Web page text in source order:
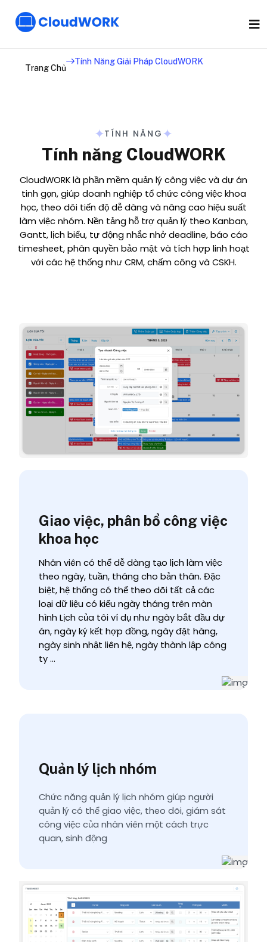
Trang Chủ
Tính Năng Giải Pháp CloudWORK
TÍNH NĂNG
Tính năng CloudWORK
CloudWORK là phần mềm quản lý công việc và dự án
tinh gọn, giúp doanh nghiệp tổ chức công việc khoa
học, theo dõi tiến độ dễ dàng và nâng cao hiệu suất
làm việc nhóm. Nền tảng hỗ trợ quản lý theo Kanban,
Gantt, lịch biểu, tự động nhắc nhở deadline, báo cáo
timesheet, phân quyền bảo mật và tích hợp linh hoạt
với các hệ thống như CRM, chấm công và CSKH.
Giao việc, phân bổ công việc
khoa học
Nhân viên có thể dễ dàng tạo lịch làm việc
theo ngày, tuần, tháng cho bản thân. Đặc
biệt, hệ thống có thể theo dõi tất cả các
loại dữ liệu có kiểu ngày tháng trên màn
hình Lịch của tôi ví dụ như ngày bắt đầu dự
án, ngày ký kết hợp đồng, ngày đặt hàng,
ngày sinh nhật liên hệ, ngày thành lập công
ty …
Quản lý lịch nhóm
Chức năng quản lý lịch nhóm giúp người
quản lý có thể giao việc, theo dõi, giám sát
công việc của nhân viên một cách trực
quan, sinh động